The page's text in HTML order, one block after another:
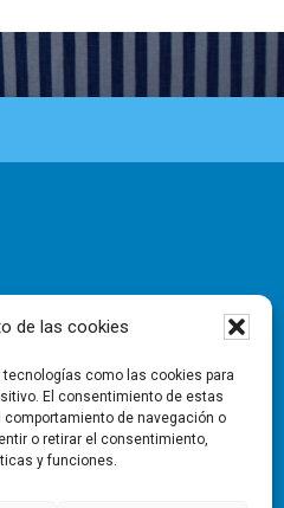
de las cookies
como las cookies para
El consentimiento de estas
de navegación o
o retirar el consentimiento,
y funciones.